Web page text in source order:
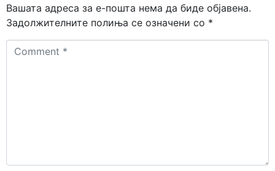
Вашата адреса за е-пошта нема да биде објавена.
Задолжителните полиња се означени со *
Comment